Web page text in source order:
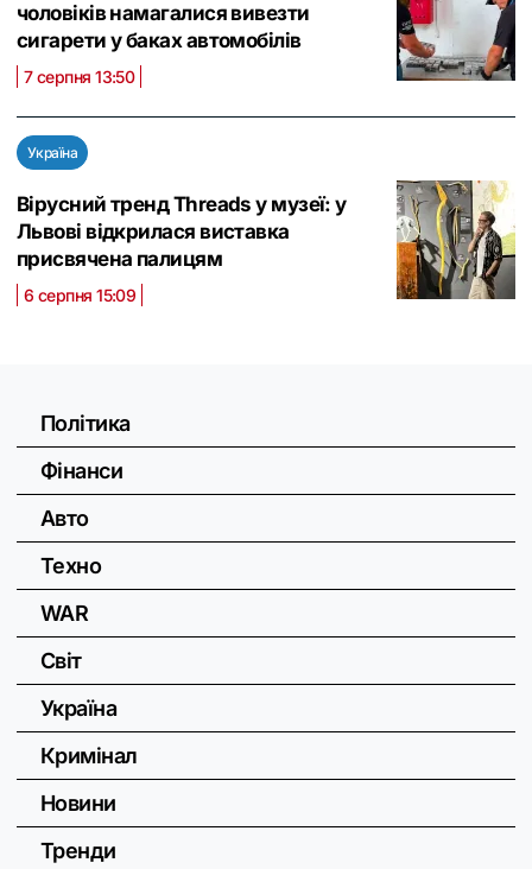
чоловіків намагалися вивезти
сигарети у баках автомобілів
7 серпня 13:50
Україна
Вірусний тренд Threads у музеї: у
Львові відкрилася виставка
присвячена палицям
6 серпня 15:09
Політика
Фінанси
Авто
Техно
WAR
Світ
Україна
Кримінал
Новини
Тренди